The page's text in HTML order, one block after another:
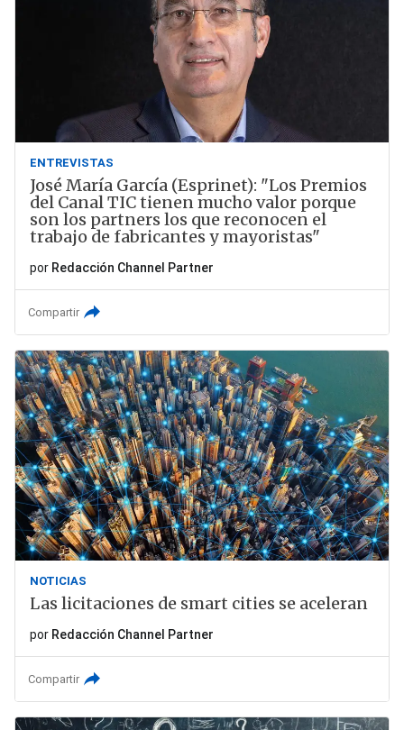
ENTREVISTAS
José María García (Esprinet): "Los Premios
del Canal TIC tienen mucho valor porque
son los partners los que reconocen el
trabajo de fabricantes y mayoristas"
por Redacción Channel Partner
Compartir
NOTICIAS
Las licitaciones de smart cities se aceleran
por Redacción Channel Partner
Compartir